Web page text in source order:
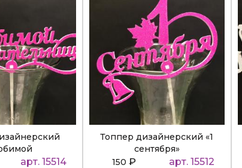
арт. 15514
Топпер дизайнерский «1
сентября»
150 ₽ арт. 15512